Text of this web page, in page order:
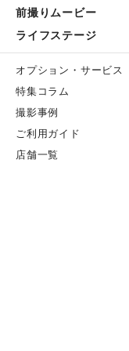
前撮りムービー
ライフステージ
オプション・サービス
特集コラム
撮影事例
ご利用ガイド
店舗一覧